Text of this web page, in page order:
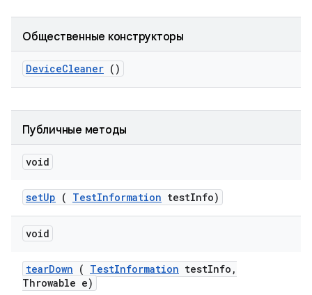
Общественные конструкторы
DeviceCleaner ()
Публичные методы
void
setUp ( TestInformation testInfo)
void
tearDown ( TestInformation testInfo ,
Throwable e)